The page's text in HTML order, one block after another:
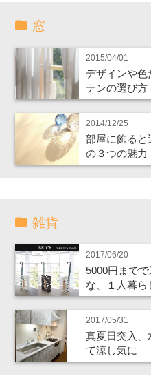
窓
2015/04/01
デザインや
テンの選び方
2014/12/25
部屋に飾ると
の３つの魅力
雑貨
2017/06/20
5000円まで
な、１人暮ら
2017/05/31
真夏日突入、
て涼し気に